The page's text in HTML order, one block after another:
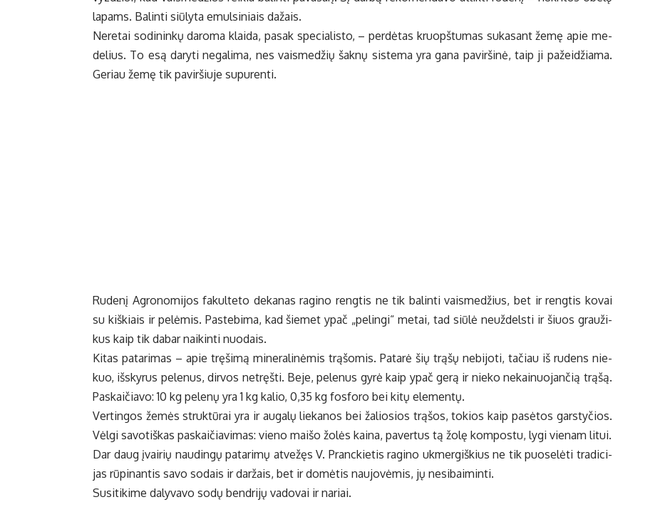
la­pams. Ba­lin­ti siū­ly­ta emul­si­niais da­žais.
Ne­re­tai so­di­nin­kų da­ro­ma klai­da, pa­sak spe­cia­lis­to, – per­dė­tas kruopš­tu­mas su­ka­sant že­mę apie me­
de­lius. To esą da­ry­ti ne­ga­li­ma, nes vais­me­džių šak­nų sis­te­ma yra ga­na pa­vir­ši­nė, taip ji pa­žei­džia­ma.
Ge­riau že­mę tik pa­vir­šiu­je su­pu­ren­ti.
Ru­de­nį Ag­ro­no­mi­jos fa­kul­te­to de­ka­nas ra­gi­no reng­tis ne tik ba­lin­ti vais­me­džius, bet ir reng­tis ko­vai
su kiš­kiais ir pe­lė­mis. Pa­ste­bi­ma, kad šie­met ypač „pe­lin­gi“ me­tai, tad siū­lė ne­už­dels­ti ir šiuos grau­ži­
kus kaip tik da­bar nai­kin­ti nuo­dais.
Ki­tas pa­ta­ri­mas – apie trę­ši­mą mi­ne­ra­li­nė­mis trą­šo­mis. Pa­ta­rė šių trą­šų ne­bi­jo­ti, ta­čiau iš ru­dens nie­
kuo, iš­sky­rus pe­le­nus, dir­vos ne­tręš­ti. Be­je, pe­le­nus gy­rė kaip ypač ge­rą ir nie­ko ne­kai­nuo­jan­čią trą­šą.
Pa­skai­čia­vo: 10 kg pe­le­nų yra 1 kg ka­lio, 0,35 kg fos­fo­ro bei ki­tų ele­men­tų.
Ver­tin­gos že­mės struk­tū­rai yra ir au­ga­lų lie­ka­nos bei ža­lio­sios trą­šos, to­kios kaip pa­sė­tos gars­ty­čios.
Vėl­gi sa­vo­tiš­kas pa­skai­čia­vi­mas: vie­no mai­šo žo­lės kai­na, pa­ver­tus tą žo­lę kom­pos­tu, ly­gi vie­nam li­tui.
Dar daug įvai­rių nau­din­gų pa­ta­ri­mų at­ve­žęs V. Pranc­kie­tis ra­gi­no uk­mer­giš­kius ne tik puo­se­lė­ti tra­di­ci­
jas rū­pi­nan­tis sa­vo so­dais ir dar­žais, bet ir do­mė­tis nau­jo­vė­mis, jų ne­si­bai­min­ti.
Su­si­ti­ki­me da­ly­va­vo so­dų ben­dri­jų va­do­vai ir na­riai.